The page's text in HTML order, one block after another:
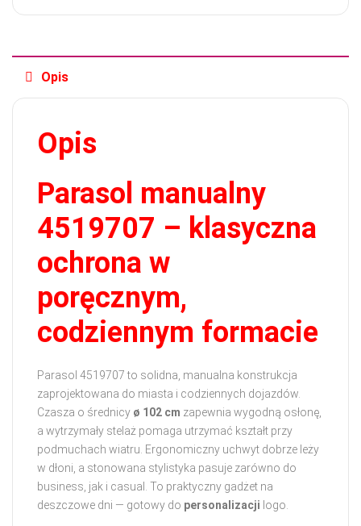
Opis
Opis
Parasol manualny
4519707 – klasyczna
ochrona w
poręcznym,
codziennym formacie
Parasol 4519707 to solidna, manualna konstrukcja
zaprojektowana do miasta i codziennych dojazdów.
Czasza o średnicy ø 102 cm zapewnia wygodną osłonę,
a wytrzymały stelaż pomaga utrzymać kształt przy
podmuchach wiatru. Ergonomiczny uchwyt dobrze leży
w dłoni, a stonowana stylistyka pasuje zarówno do
business, jak i casual. To praktyczny gadżet na
deszczowe dni — gotowy do personalizacji logo.